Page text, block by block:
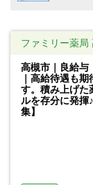
ファミリー薬局
高槻市｜良給与
｜高給待遇も期
す。積み上げた
ルを存分に発揮
集】